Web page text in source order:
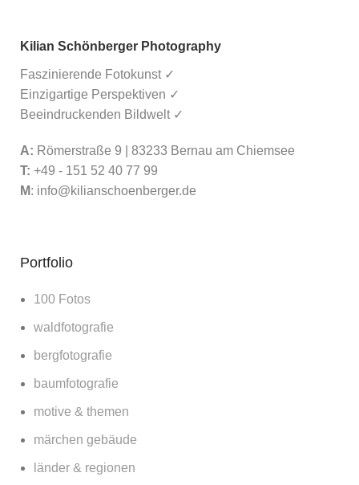
Kilian Schönberger Photography
Faszinierende Fotokunst ✓
Einzigartige Perspektiven ✓
Beeindruckenden Bildwelt ✓
A: Römerstraße 9 | 83233 Bernau am Chiemsee
T: +49 - 151 52 40 77 99
M: info@kilianschoenberger.de
Portfolio
100 Fotos
waldfotografie
bergfotografie
baumfotografie
motive & themen
märchen gebäude
länder & regionen